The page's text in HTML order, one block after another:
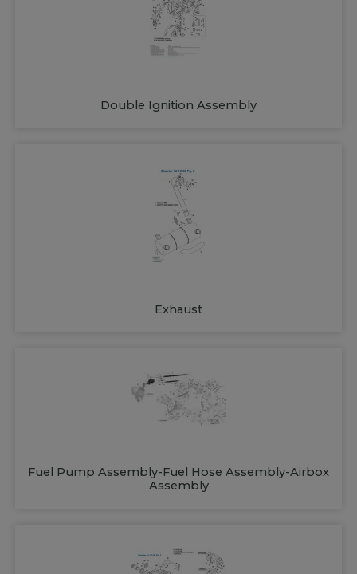
Double Ignition Assembly
Exhaust
Fuel Pump Assembly-Fuel Hose Assembly-Airbox
Assembly